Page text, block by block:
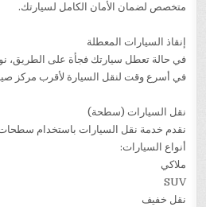
متخصص لضمان الأمان الكامل لسيارتك.
إنقاذ السيارات المعطلة
في حالة تعطل سيارتك فجأة على الطريق،
في أسرع وقت لنقل السيارة لأقرب مركز
نقل السيارات (سطحة)
نقدم خدمة نقل السيارات باستخدام
أنواع السيارات:
ملاكي
SUV
نقل خفيف